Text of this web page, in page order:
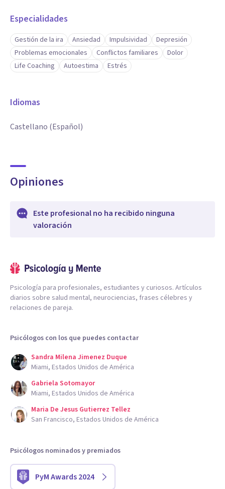
Especialidades
Gestión de la ira Ansiedad Impulsividad
Depresión
Problemas emocionales
Conflictos familiares
Dolor
Life Coaching
Autoestima Estrés
Idiomas
Castellano (Español)
Opiniones
Este profesional no ha recibido ninguna
valoración
Psicología para profesionales, estudiantes y curiosos. Artículos
diarios sobre salud mental, neurociencias, frases célebres y
relaciones de pareja.
Psicólogos con los que puedes contactar
Sandra Milena Jimenez Duque
Miami, Estados Unidos de América
Gabriela Sotomayor
Miami, Estados Unidos de América
Maria De Jesus Gutierrez Tellez
San Francisco, Estados Unidos de América
Psicólogos nominados y premiados
PyM Awards 2024